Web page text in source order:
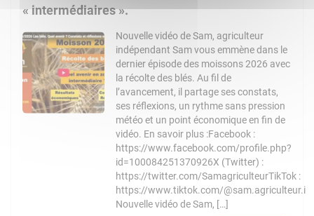
« intermédiaires ».
Nouvelle vidéo de Sam, agriculteur
indépendant Sam vous emmène dans le
dernier épisode des moissons 2026 avec
la récolte des blés. Au fil de
l’avancement, il partage ses constats,
ses réflexions, un rythme sans pression
météo et un point économique en fin de
vidéo. En savoir plus :Facebook :
https://www.facebook.com/profile.php?
id=100084251370926X (Twitter) :
https://twitter.com/SamagriculteurTikTok :
https://www.tiktok.com/@sam.agriculteur.i
Nouvelle vidéo de Sam, […]